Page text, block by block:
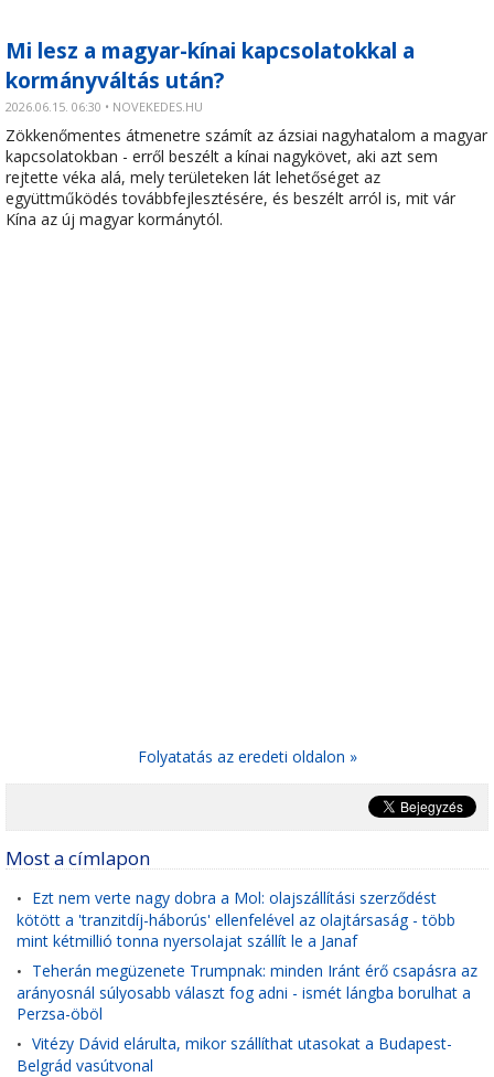
Mi lesz a magyar-kínai kapcsolatokkal a
kormányváltás után?
2026.06.15. 06:30 • NOVEKEDES.HU
Zökkenőmentes átmenetre számít az ázsiai nagyhatalom a magyar
kapcsolatokban - erről beszélt a kínai nagykövet, aki azt sem
rejtette véka alá, mely területeken lát lehetőséget az
együttműködés továbbfejlesztésére, és beszélt arról is, mit vár
Kína az új magyar kormánytól.
Folyatatás az eredeti oldalon »
Most a címlapon
• Ezt nem verte nagy dobra a Mol: olajszállítási szerződést
kötött a 'tranzitdíj-háborús' ellenfelével az olajtársaság - több
mint kétmillió tonna nyersolajat szállít le a Janaf
• Teherán megüzenete Trumpnak: minden Iránt érő csapásra az
arányosnál súlyosabb választ fog adni - ismét lángba borulhat a
Perzsa-öböl
• Vitézy Dávid elárulta, mikor szállíthat utasokat a Budapest-
Belgrád vasútvonal